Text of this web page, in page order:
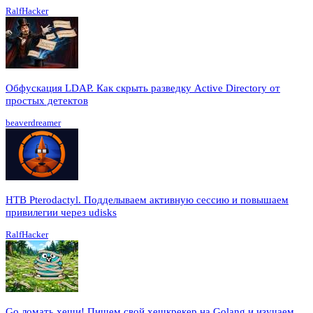
RalfHacker
Обфускация LDAP. Как скрыть разведку Active Directory от
простых детектов
beaverdreamer
HTB Pterodactyl. Подделываем активную сессию и повышаем
привилегии через udisks
RalfHacker